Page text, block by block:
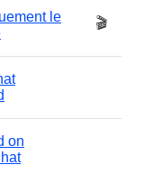
le
🎬
on